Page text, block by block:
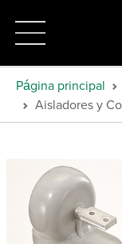
Página principal
Aisladores y